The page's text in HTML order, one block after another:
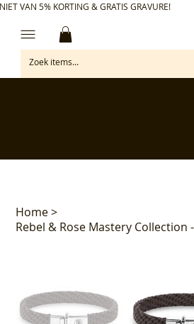
VAN 5% KORTING & GRATIS GRAVURE!
Home>
Rebel & Rose Mastery Collection